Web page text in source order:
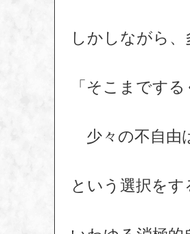
しかしながら
「そこまです
少々の不自由
という選択を